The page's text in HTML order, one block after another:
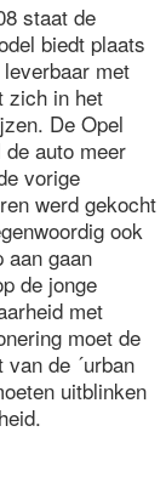
staat de
biedt plaats
met
zich in het
De Opel
auto meer
vorige
werd gekocht
ook
aan gaan
de jonge
met
moet de
de ´urban
uitblinken